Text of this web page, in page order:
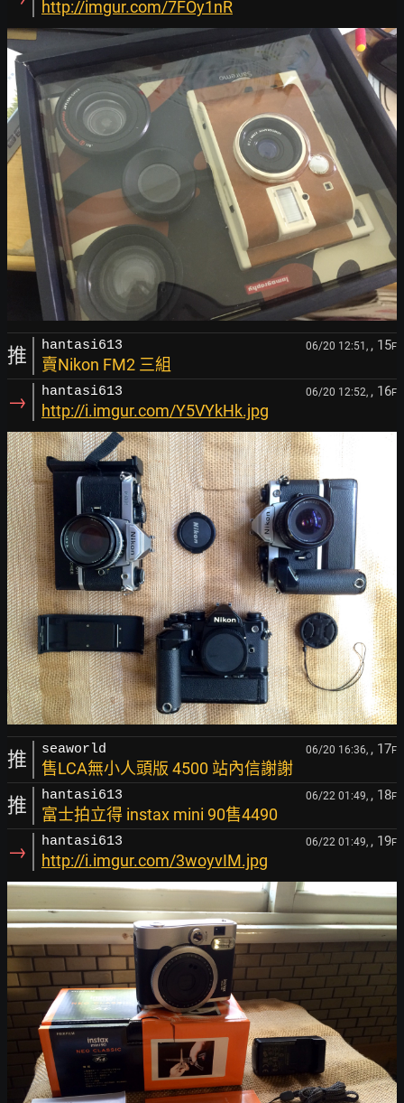
http://imgur.com/7FOy1nR
推 hantasi613 06/20 12:51, , 15F
賣Nikon FM2 三組
→ hantasi613 06/20 12:52, , 16F
http://i.imgur.com/Y5VYkHk.jpg
推 seaworld 06/20 16:36, , 17F
售LCA無小人頭版 4500 站內信謝謝
推 hantasi613 06/22 01:49, , 18F
富士拍立得 instax mini 90售4490
→ hantasi613 06/22 01:49, , 19F
http://i.imgur.com/3woyvIM.jpg